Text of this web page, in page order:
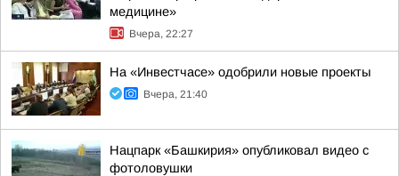
медицине»
Вчера, 22:27
На «Инвестчасе» одобрили новые проекты
Вчера, 21:40
Нацпарк «Башкирия» опубликовал видео с
фотоловушки